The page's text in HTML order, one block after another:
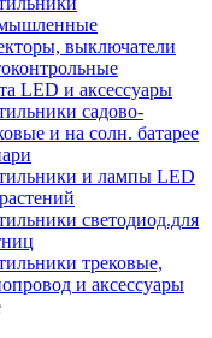
выключатели
LED и аксессуары
садово-
и на солн. батарее
и лампы LED
светодиод.для
трековые,
и аксессуары